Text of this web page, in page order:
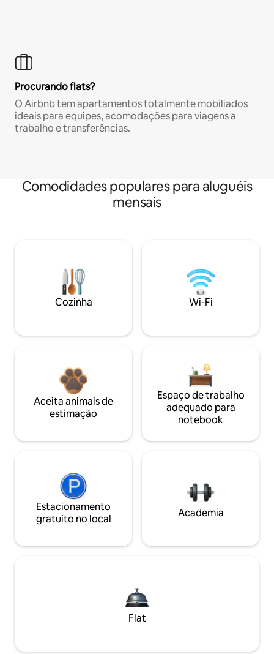
Procurando flats?
O Airbnb tem apartamentos totalmente mobiliados
ideais para equipes, acomodações para viagens a
trabalho e transferências.
Comodidades populares para aluguéis
mensais
Cozinha Wi-Fi
Aceita animais de
estimação
Espaço de trabalho
adequado para
notebook
Estacionamento
gratuito no local
Academia
Flat